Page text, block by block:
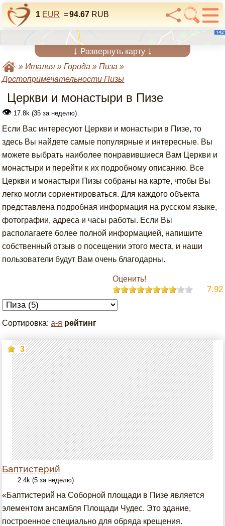
1 EUR =94.67 RUB
↓ Развернуть карту ↓
»Италия »Города »Пиза »
Достопримечательности Пизы
Церкви и монастыри в Пизе
👁 17.8k (35 за неделю)
Если Вас интересуют Церкви и монастыри в Пизе, то
здесь Вы найдете самые популярные и интересные. Вы
можете выбрать наиболее понравившиеся Вам Церкви и
монастыри и перейти к их подробному описанию. Все
Церкви и монастыри Пизы собраны на карте, чтобы Вы
легко могли сориентироваться. Для каждого объекта
представлена подробная информация на русском языке,
фотографии, адреса и часы работы. Если Вы
располагаете более полной информацией, напишите
собственный отзыв о посещении этого места, и наши
пользователи будут Вам очень благодарны.
Оценить!
7.92
Сортировка:а-я рейтинг
Баптистерий
3
2.4k (5 за неделю)
«Баптистерий на Соборной площади в Пизе является
элементом ансамбля Площади Чудес. Это здание,
построенное специально для обряда крещения.